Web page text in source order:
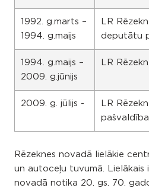
1992. g.marts –
1994. g.maijs
LR
deputātu
1994. g.maijs –
2009. g.jūnijs
LR
2009. g. jūlijs -
LR
Rēzeknes novadā lielākie
un autoceļu tuvumā. Lielākais
novadā notika 20. gs. 70.